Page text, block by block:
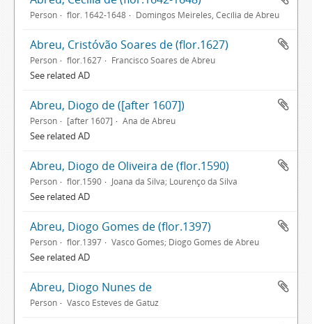
Person flor. 1642-1648 Domingos Meireles, Cecília de Abreu
Abreu, Cristóvão Soares de (flor.1627)
Person flor.1627 Francisco Soares de Abreu
See related AD
Abreu, Diogo de ([after 1607])
Person [after 1607] Ana de Abreu
See related AD
Abreu, Diogo de Oliveira de (flor.1590)
Person flor.1590 Joana da Silva; Lourenço da Silva
See related AD
Abreu, Diogo Gomes de (flor.1397)
Person flor.1397 Vasco Gomes; Diogo Gomes de Abreu
See related AD
Abreu, Diogo Nunes de
Person Vasco Esteves de Gatuz